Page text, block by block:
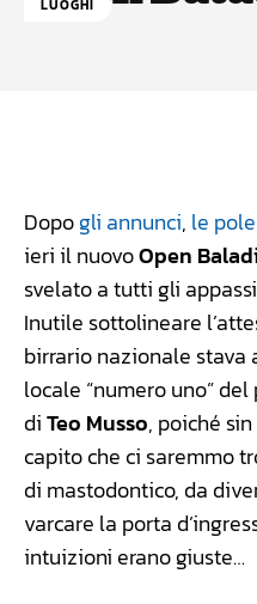
LUOGHI
Dopogli annunci, le
ieri il nuovoOpen
svelato a tutti gli
Inutile sottolineare
birrario nazionale stava
locale “numero uno”
diTeo Musso, poiché
capito che ci saremmo
di mastodontico, da
varcare la porta
intuizioni erano giuste…